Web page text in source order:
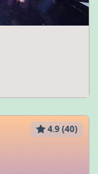
4.9 (40)